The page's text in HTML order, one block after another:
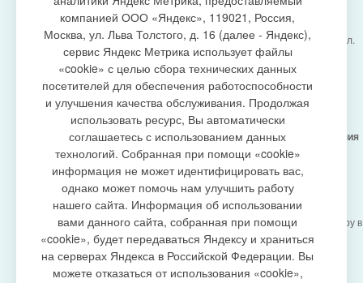
создание сайта
Администрация городского поселения Излучинск, ул.
Энергетиков, 6, пгт. Излучинск, Нижневартовский
район,
Ханты-Мансийский автономный округ-Югра
(Тюменская область), 628634
Сетевое изданиеhttps://www.gp-izluchinsk.ru
16+
Учредитель -Администрация городского поселения
Излучинск
Главный редактор - Бурич Денис Ярославович
Телефон/факс: (3466) 28-13-77 , e-mail:
admizl@rambler.ru
Сетевое изданиеhttps://www.gp-izluchinsk.ru
зарегистрировано Федеральной службой по надзору в
сфере связи,
информационных технологий и массовых
коммуникаций (Роскомнадзор), регистрационный
номер СМИ
компанией ООО «Яндекс», 119021, Россия,
Москва, ул. Льва Толстого, д. 16 (далее - Яндекс),
сервис Яндекс Метрика использует файлы
«cookie» с целью сбора технических данных
посетителей для обеспечения работоспособности
и улучшения качества обслуживания. Продолжая
использовать ресурс, Вы автоматически
соглашаетесь с использованием данных
технологий. Собранная при помощи «cookie»
информация не может идентифицировать вас,
однако может помочь нам улучшить работу
нашего сайта. Информация об использовании
вами данного сайта, собранная при помощи
«cookie», будет передаваться Яндексу и храниться
на серверах Яндекса в Российской Федерации. Вы
можете отказаться от использования «cookie»,